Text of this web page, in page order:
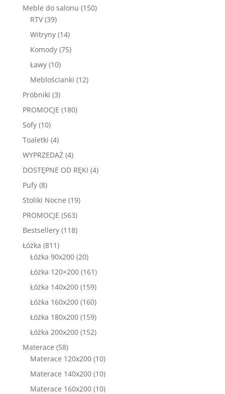
Meble do salonu 150150
RTV 3939
produktów
Witryny 1414
produktów
Komody 7575
Ławy 1010
produktów
Meblościanki 1212
Próbniki 33
produkty
PROMOCJE 180180
Sofy 1010
produktów
Toaletki 44
produkty
WYPRZEDAŻ 44
produkty
DOSTĘPNE OD RĘKI 44
Pufy 88
produktów
Stoliki Nocne 1919
PROMOCJE 563563
produkty
Bestsellery 118118
Łóżka 811811
produktów
Łóżka 90x200 2020
produktów
Łóżka 120×200 161161
produktów
Łóżka 140x200 159159
produktów
Łóżka 160x200 160160
produktów
Łóżka 180x200 159159
produktów
Łóżka 200x200 152152
Materace 5858
produktów
Materace 120x200 1010
produktów
Materace 140x200 1010
produktów
Materace 160x200 1010